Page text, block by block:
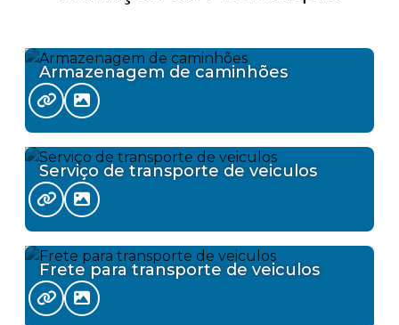
Armazenagem de caminhões
Serviço de transporte de veiculos
Frete para transporte de veiculos